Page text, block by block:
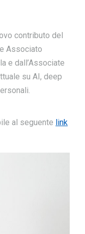
contributo del
Associato
e dall’Associate
su AI, deep
al seguente link